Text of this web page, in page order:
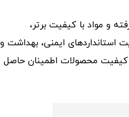
و مواد با کیفیت برتر،
استانداردهای ایمنی، بهداشت و
محصولات اطمینان حاصل